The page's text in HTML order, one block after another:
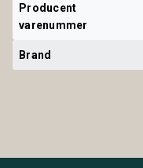
Producent
varenummer
Brand